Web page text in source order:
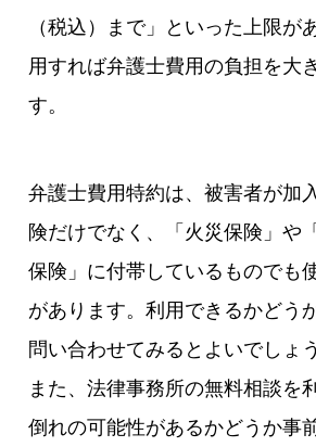
（税込）まで」といった上限が
用すれば弁護士費用の負担を大
す。
弁護士費用特約は、被害者が加
険だけでなく、「火災保険」や
保険」に付帯しているものでも
があります。利用できるかどう
問い合わせてみるとよいでしょう
また、法律事務所の無料相談を
倒れの可能性があるかどうか事